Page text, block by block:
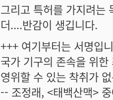
그리고 특허를 가지려는
더....반감이 생깁니다.
+++ 여기부터는 서명입
국가 기구의 존속을 위
영위할 수 있는 착취가
-- 조정래, <태백산맥>